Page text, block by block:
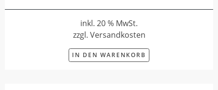
inkl. 20 % MwSt.
zzgl. Versandkosten
IN DEN WARENKORB